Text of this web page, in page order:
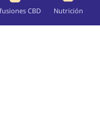
CBD Nutrición